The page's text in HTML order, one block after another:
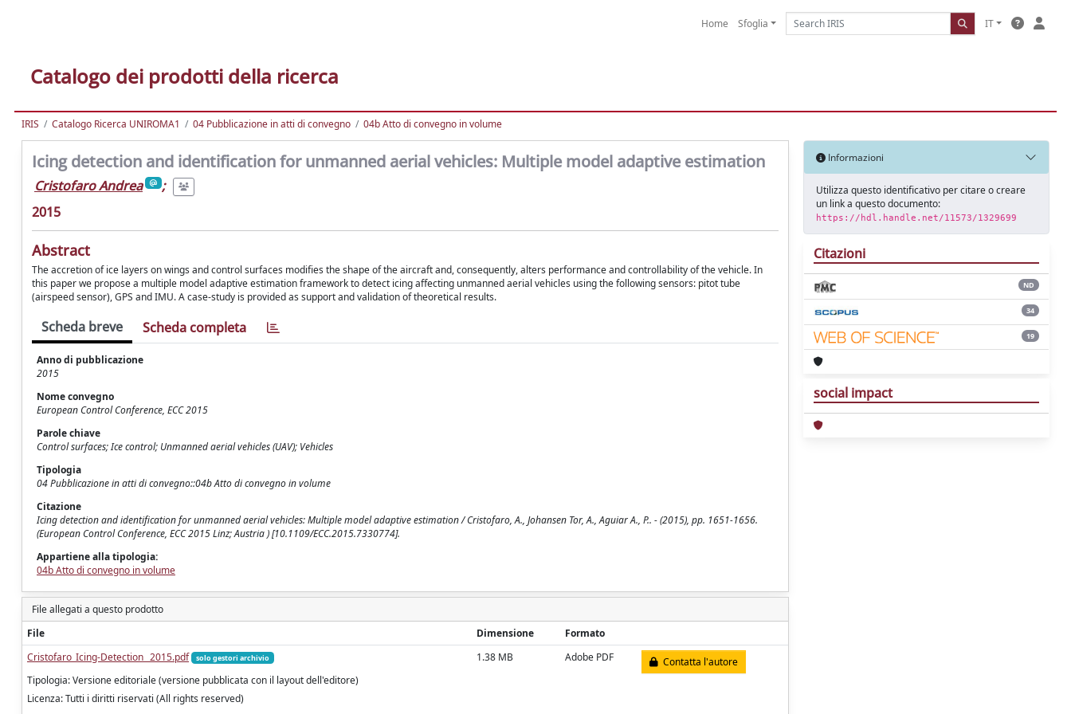
Home Sfoglia IT
Catalogo dei prodotti della ricerca
IRIS Catalogo Ricerca UNIROMA1 04 Pubblicazione in atti di convegno 04b Atto di convegno in volume
Icing detection and identification for unmanned aerial vehicles: Multiple model adaptive estimation
Cristofaro Andrea
;
2015
Abstract
The accretion of ice layers on wings and control surfaces modifies the shape of the aircraft and, consequently, alters performance and controllability of the vehicle. In
this paper we propose a multiple model adaptive estimation framework to detect icing affecting unmanned aerial vehicles using the following sensors: pitot tube
(airspeed sensor), GPS and IMU. A case-study is provided as support and validation of theoretical results.
Scheda breve Scheda completa
Anno di pubblicazione
2015
Nome convegno
European Control Conference, ECC 2015
Parole chiave
Control surfaces; Ice control; Unmanned aerial vehicles (UAV); Vehicles
Tipologia
04 Pubblicazione in atti di convegno::04b Atto di convegno in volume
Citazione
Icing detection and identification for unmanned aerial vehicles: Multiple model adaptive estimation / Cristofaro, A., Johansen Tor, A., Aguiar A., P.. - (2015), pp. 1651-1656.
(European Control Conference, ECC 2015 Linz; Austria ) [10.1109/ECC.2015.7330774].
Appartiene alla tipologia:
04b Atto di convegno in volume
File allegati a questo prodotto
File
Dimensione
Formato
Cristofaro_Icing-Detection _2015.pdf
solo gestori archivio
Tipologia: Versione editoriale (versione pubblicata con il layout dell'editore)
Licenza: Tutti i diritti riservati (All rights reserved)
1.38 MB Adobe PDF Contatta l'autore
Informazioni
Utilizza questo identificativo per citare o creare
un link a questo documento:
https://hdl.handle.net/11573/1329699
Citazioni
ND
34
19
social impact